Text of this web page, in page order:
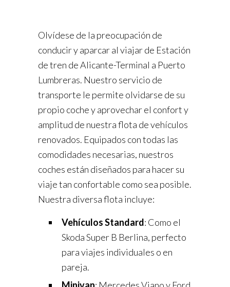
Olvídese de la preocupación de
conducir y aparcar al viajar de Estación
de tren de Alicante-Terminal a Puerto
Lumbreras. Nuestro servicio de
transporte le permite olvidarse de su
propio coche y aprovechar el confort y
amplitud de nuestra flota de vehículos
renovados. Equipados con todas las
comodidades necesarias, nuestros
coches están diseñados para hacer su
viaje tan confortable como sea posible.
Nuestra diversa flota incluye:
Vehículos Standard: Como el
Skoda Super B Berlina, perfecto
para viajes individuales o en
pareja.